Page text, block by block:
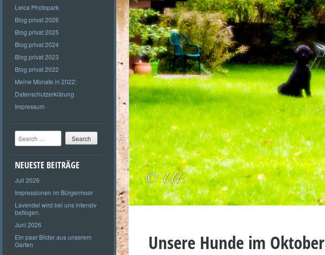
Leica Photopark
Blog privat 2026
Blog privat 2025
Blog privat 2024
Blog privat 2023
Blog privat 2022
Meine Monate in 2022:
Datenschutzerklärung
Impressum
Search
NEUESTE BEITRÄGE
Juli 2026
Impressionen im Bürgermoor
Lavendel wird bei uns intensiv
beflogen.
Juni 2026
Ein paar Bilder aus unserem
Garten
Unsere Hunde im Oktober